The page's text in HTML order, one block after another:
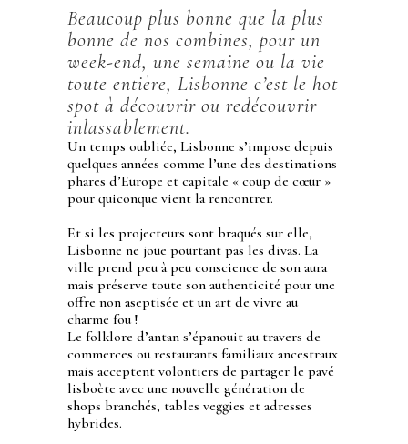
Beaucoup plus bonne que la plus
bonne de nos combines, pour un
week-end, une semaine ou la vie
toute entière, Lisbonne c’est le hot
spot à découvrir ou redécouvrir
inlassablement.
Un temps oubliée, Lisbonne s’impose depuis
quelques années comme l’une des destinations
phares d’Europe et capitale « coup de cœur »
pour quiconque vient la rencontrer.
Et si les projecteurs sont braqués sur elle,
Lisbonne ne joue pourtant pas les divas. La
ville prend peu à peu conscience de son aura
mais préserve toute son authenticité pour une
offre non aseptisée et un art de vivre au
charme fou !
Le folklore d’antan s’épanouit au travers de
commerces ou restaurants familiaux ancestraux
mais acceptent volontiers de partager le pavé
lisboète avec une nouvelle génération de
shops branchés, tables veggies et adresses
hybrides.